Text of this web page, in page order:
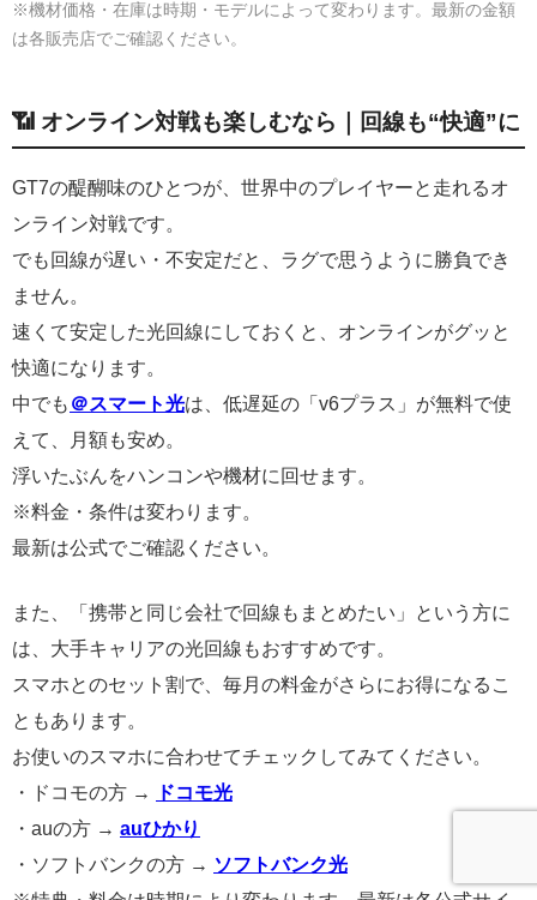
※機材価格・在庫は時期・モデルによって変わります。最新の金額
は各販売店でご確認ください。
📶 オンライン対戦も楽しむなら｜回線も“快適”に
GT7の醍醐味のひとつが、世界中のプレイヤーと走れるオ
ンライン対戦です。
でも回線が遅い・不安定だと、ラグで思うように勝負でき
ません。
速くて安定した光回線にしておくと、オンラインがグッと
快適になります。
中でも ＠スマート光は、低遅延の「v6プラス」が無料で使
えて、月額も安め。
浮いたぶんをハンコンや機材に回せます。
※料金・条件は変わります。
最新は公式でご確認ください。
また、「携帯と同じ会社で回線もまとめたい」という方に
は、大手キャリアの光回線もおすすめです。
スマホとのセット割で、毎月の料金がさらにお得になるこ
ともあります。
お使いのスマホに合わせてチェックしてみてください。
・ドコモの方 →
ドコモ光
・auの方 → auひかり
・ソフトバンクの方 → ソフトバンク光